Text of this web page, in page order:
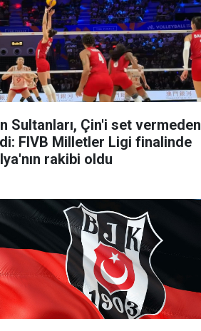
Sultanları, Çin'i set vermeden
FIVB Milletler Ligi finalinde
rakibi oldu